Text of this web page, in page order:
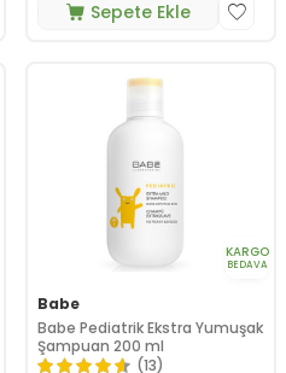
Sepete Ekle
KARGO
BEDAVA
Babe
Babe Pediatrik Ekstra Yumuşak
Şampuan 200 ml
(13)